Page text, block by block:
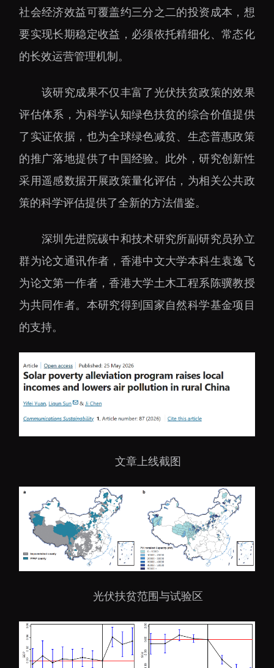
党建工作
群团工作
树立和践行正确政绩观
学习教育
传承和弘扬科学家精神
我为群众办实事
国家高性能医疗器械创
新中心
国家生物制造产业创新
深圳合成生物学创新研
究院
创新研究院
深圳脑解析与脑模拟重
大科技基础设施
深圳合成生物研究重大
科技基础设施
究中心
社会经济效益可覆盖约三分之二的投资成本，想
要实现长期稳定收益，必须依托精细化、常态化
的长效运营管理机制。
该研究成果不仅丰富了光伏扶贫政策的效果
评估体系，为科学认知绿色扶贫的综合价值提供
了实证依据，也为全球绿色减贫、生态普惠政策
的推广落地提供了中国经验。此外，研究创新性
采用遥感数据开展政策量化评估，为相关公共政
策的科学评估提供了全新的方法借鉴。
深圳先进院碳中和技术研究所副研究员孙立
群为论文通讯作者，香港中文大学本科生袁逸飞
为论文第一作者，香港大学土木工程系陈骥教授
为共同作者。本研究得到国家自然科学基金项目
的支持。
文章上线截图
光伏扶贫范围与试验区